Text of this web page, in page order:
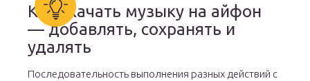
Как скачать музыку на айфон
— добавлять, сохранять и
удалять
Последовательность выполнения разных действий с